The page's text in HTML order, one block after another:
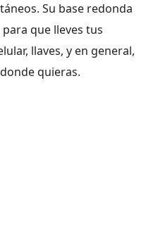
Su base redonda
que lleves tus
llaves, y en general,
quieras.